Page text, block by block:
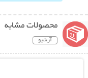
محصولات مشابه
آرشیو